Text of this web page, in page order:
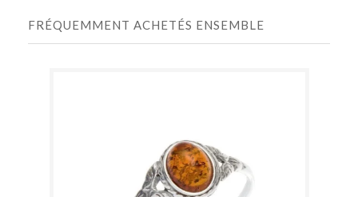
FRÉQUEMMENT ACHETÉS ENSEMBLE